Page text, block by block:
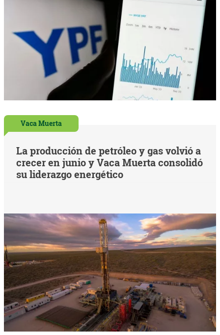
Vaca Muerta
La producción de petróleo y gas volvió a
crecer en junio y Vaca Muerta consolidó
su liderazgo energético